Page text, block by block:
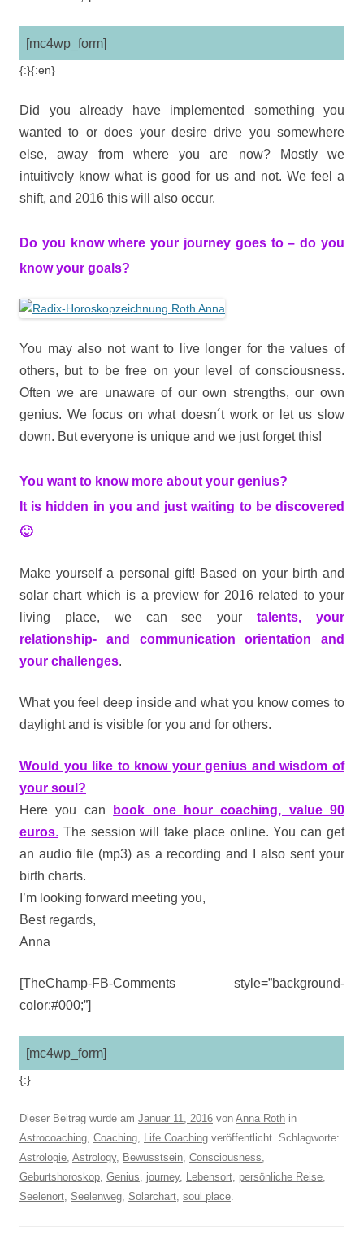
[mc4wp_form]
{:}{:en}
Did you already have implemented something you
wanted to or does your desire drive you somewhere
else, away from where you are now? Mostly we
intuitively know what is good for us and not. We feel a
shift, and 2016 this will also occur.
Do you know where your journey goes to – do you
know your goals?
You may also not want to live longer for the values of
others, but to be free on your level of consciousness.
Often we are unaware of our own strengths, our own
genius. We focus on what doesn´t work or let us slow
down. But everyone is unique and we just forget this!
You want to know more about your genius?
It is hidden in you and just waiting to be discovered
🙂
Make yourself a personal gift! Based on your birth and
solar chart which is a preview for 2016 related to your
living place, we can see yourtalents, your
relationship- and communication orientation and
your challenges.
What you feel deep inside and what you know comes to
daylight and is visible for you and for others.
Would you like to know your genius and wisdom of
your soul?
Here you can
book one hour coaching, value 90
euros. The session will take place online. You can get
an audio file (mp3) as a recording and I also sent your
birth charts.
I’m looking forward meeting you,
Best regards,
Anna
[TheChamp-FB-Comments style=”background-
color:#000;”]
[mc4wp_form]
{:}
Dieser Beitrag wurde am Januar 11, 2016 von Anna Roth in
Astrocoaching, Coaching, Life Coaching veröffentlicht. Schlagworte:
Astrologie, Astrology, Bewusstsein, Consciousness,
Geburtshoroskop, Genius, journey, Lebensort, persönliche Reise,
Seelenort, Seelenweg, Solarchart, soul place.